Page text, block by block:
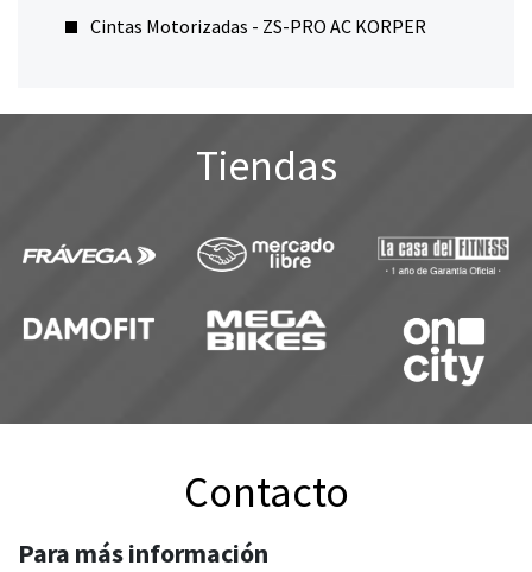
Cintas Motorizadas - ZS-PRO AC KORPER
Tiendas
Contacto
Para más información